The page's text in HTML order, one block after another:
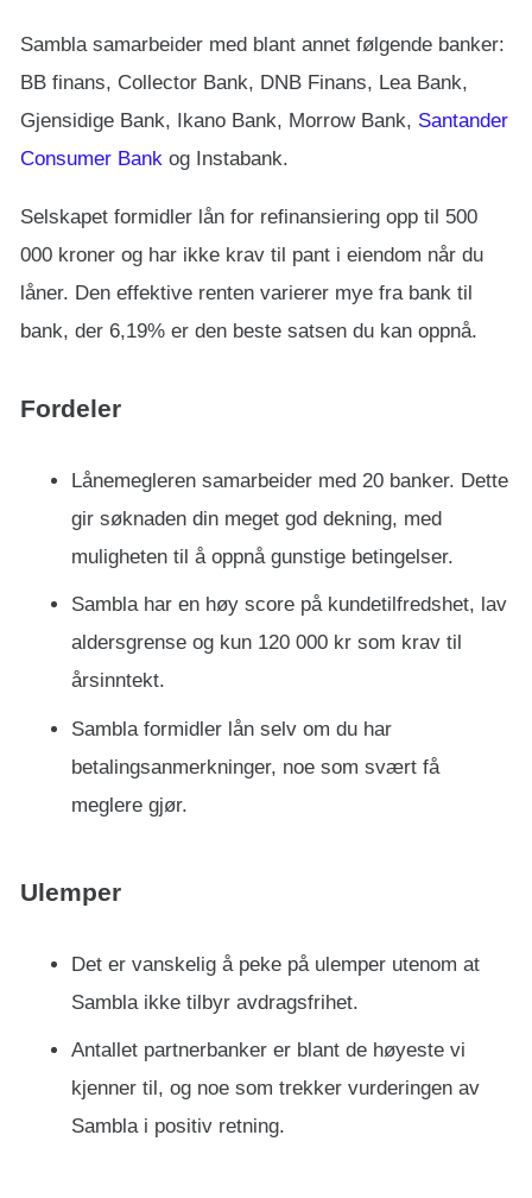
Sambla samarbeider med blant annet følgende banker:
BB finans, Collector Bank, DNB Finans, Lea Bank,
Gjensidige Bank, Ikano Bank, Morrow Bank, Santander
Consumer Bank og Instabank.
Selskapet formidler lån for refinansiering opp til 500
000 kroner og har ikke krav til pant i eiendom når du
låner. Den effektive renten varierer mye fra bank til
bank, der 6,19% er den beste satsen du kan oppnå.
Fordeler
Lånemegleren samarbeider med 20 banker. Dette
gir søknaden din meget god dekning, med
muligheten til å oppnå gunstige betingelser.
Sambla har en høy score på kundetilfredshet, lav
aldersgrense og kun 120 000 kr som krav til
årsinntekt.
Sambla formidler lån selv om du har
betalingsanmerkninger, noe som svært få
meglere gjør.
Ulemper
Det er vanskelig å peke på ulemper utenom at
Sambla ikke tilbyr avdragsfrihet.
Antallet partnerbanker er blant de høyeste vi
kjenner til, og noe som trekker vurderingen av
Sambla i positiv retning.